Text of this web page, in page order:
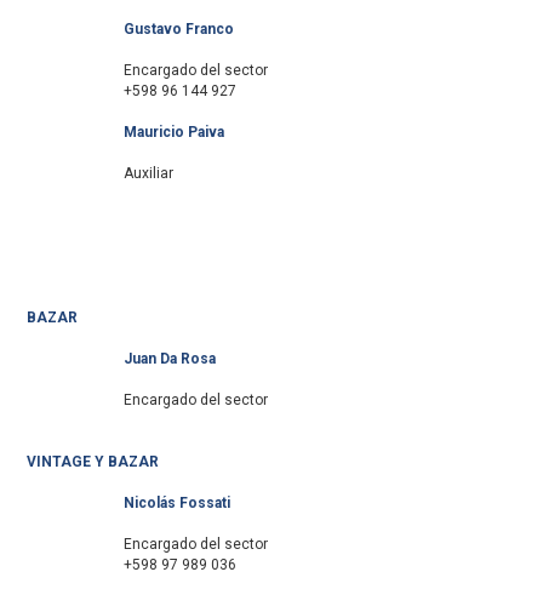
Gustavo Franco
Encargado del sector
+598 96 144 927
Mauricio Paiva
Auxiliar
BAZAR
Juan Da Rosa
Encargado del sector
VINTAGE Y BAZAR
Nicolás Fossati
Encargado del sector
+598 97 989 036